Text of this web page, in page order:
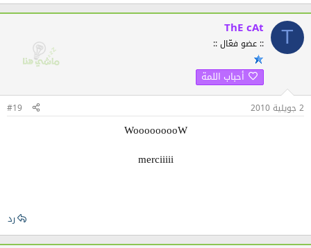
T
ThE cAt
:: عضو فعّال ::
أحباب اللمة
2 جويلية 2010 #19
WooooooooW
merciiiii
رد